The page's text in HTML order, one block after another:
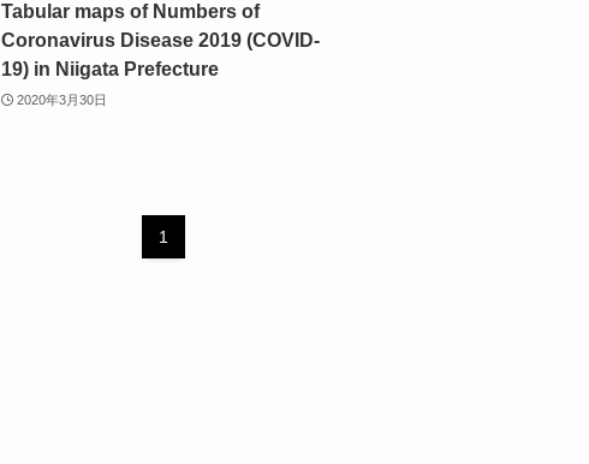
Tabular maps of Numbers of
Coronavirus Disease 2019 (COVID-
19) in Niigata Prefecture
2020年3月30日
1